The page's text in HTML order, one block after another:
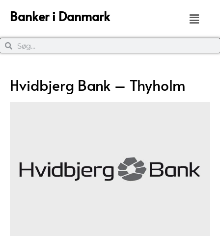
Banker i Danmark
Hvidbjerg Bank – Thyholm